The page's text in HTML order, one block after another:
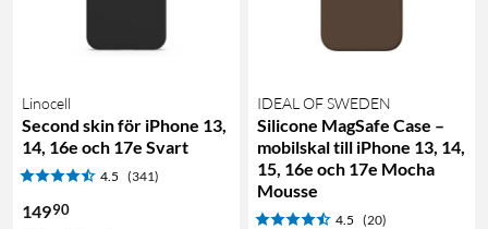
Linocell
Second skin för iPhone 13,
14, 16e och 17e Svart
4.5 (341)
14990
IDEAL OF SWEDEN
Silicone MagSafe Case –
mobilskal till iPhone 13, 14,
15, 16e och 17e Mocha
Mousse
4.5 (20)